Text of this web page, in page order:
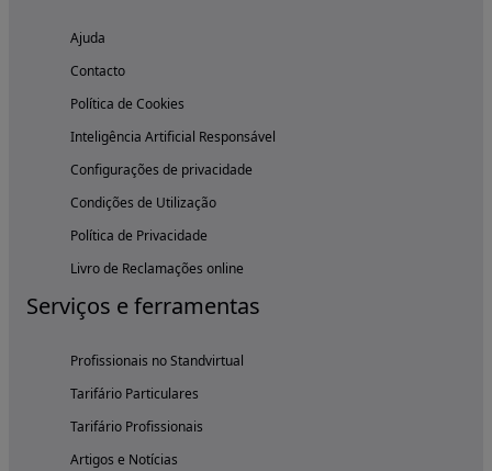
Ajuda
Contacto
Política de Cookies
Inteligência Artificial Responsável
Configurações de privacidade
Condições de Utilização
Política de Privacidade
Livro de Reclamações online
Serviços e ferramentas
Profissionais no Standvirtual
Tarifário Particulares
Tarifário Profissionais
Artigos e Notícias